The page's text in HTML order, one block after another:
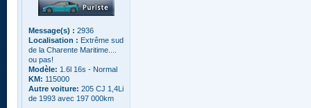
Message(s) : 2936
Localisation : Extrême sud
de la Charente Maritime....
ou pas!
Modèle: 1.6l 16s - Normal
KM: 115000
Autre voiture: 205 CJ 1,4Li
de 1993 avec 197 000km